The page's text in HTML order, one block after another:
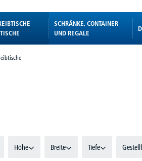
SCHRÄNKE, CONTAINER
UND REGALE
Höhe Breite Tiefe